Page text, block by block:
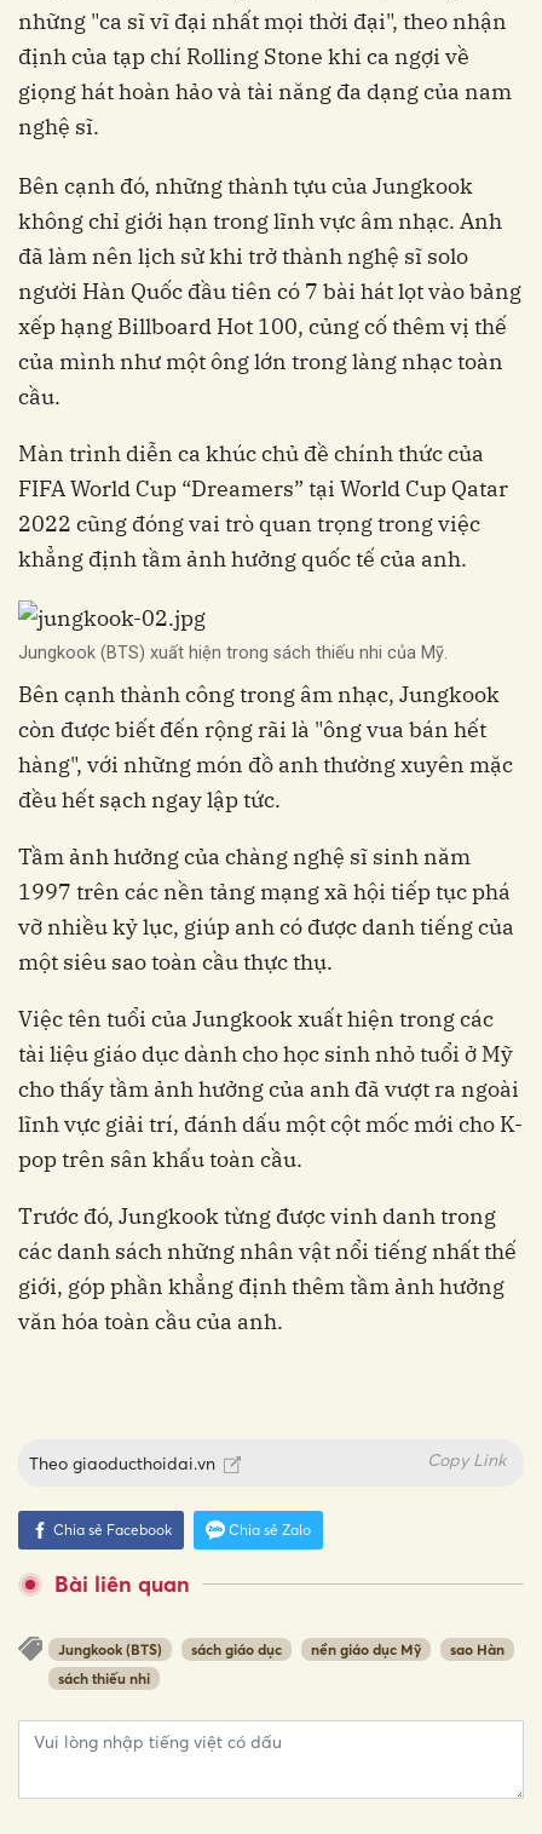
những "ca sĩ vĩ đại nhất mọi thời đại", theo nhận
định của tạp chí Rolling Stone khi ca ngợi về
giọng hát hoàn hảo và tài năng đa dạng của nam
nghệ sĩ.
Bên cạnh đó, những thành tựu của Jungkook
không chỉ giới hạn trong lĩnh vực âm nhạc. Anh
đã làm nên lịch sử khi trở thành nghệ sĩ solo
người Hàn Quốc đầu tiên có 7 bài hát lọt vào bảng
xếp hạng Billboard Hot 100, củng cố thêm vị thế
của mình như một ông lớn trong làng nhạc toàn
cầu.
Màn trình diễn ca khúc chủ đề chính thức của
FIFA World Cup “Dreamers” tại World Cup Qatar
2022 cũng đóng vai trò quan trọng trong việc
khẳng định tầm ảnh hưởng quốc tế của anh.
Jungkook (BTS) xuất hiện trong sách thiếu nhi của Mỹ.
Bên cạnh thành công trong âm nhạc, Jungkook
còn được biết đến rộng rãi là "ông vua bán hết
hàng", với những món đồ anh thường xuyên mặc
đều hết sạch ngay lập tức.
Tầm ảnh hưởng của chàng nghệ sĩ sinh năm
1997 trên các nền tảng mạng xã hội tiếp tục phá
vỡ nhiều kỷ lục, giúp anh có được danh tiếng của
một siêu sao toàn cầu thực thụ.
Việc tên tuổi của Jungkook xuất hiện trong các
tài liệu giáo dục dành cho học sinh nhỏ tuổi ở Mỹ
cho thấy tầm ảnh hưởng của anh đã vượt ra ngoài
lĩnh vực giải trí, đánh dấu một cột mốc mới cho K-
pop trên sân khấu toàn cầu.
Trước đó, Jungkook từng được vinh danh trong
các danh sách những nhân vật nổi tiếng nhất thế
giới, góp phần khẳng định thêm tầm ảnh hưởng
văn hóa toàn cầu của anh.
Theo giaoducthoidai.vn Copy Link
Chia sẻ Facebook Chia sẻ Zalo
Bài liên quan
Jungkook (BTS) sách giáo dục nền giáo dục Mỹ
sao Hàn
sách thiếu nhi